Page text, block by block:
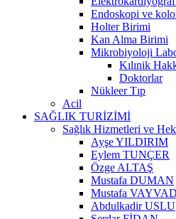
Endoskopi ve
Holter Birimi
Kan Alma Birimi
Mikrobiyoloji
Kılınik
Doktorlar
Nükleer Tıp
Acil
SAĞLIK TURİZİMİ
Sağlık Hizmetleri ve
Ayşe YILDIRIM
Eylem TUNÇER
Özge ALTAŞ
Mustafa DUMAN
Mustafa
Abdulkadir USLU